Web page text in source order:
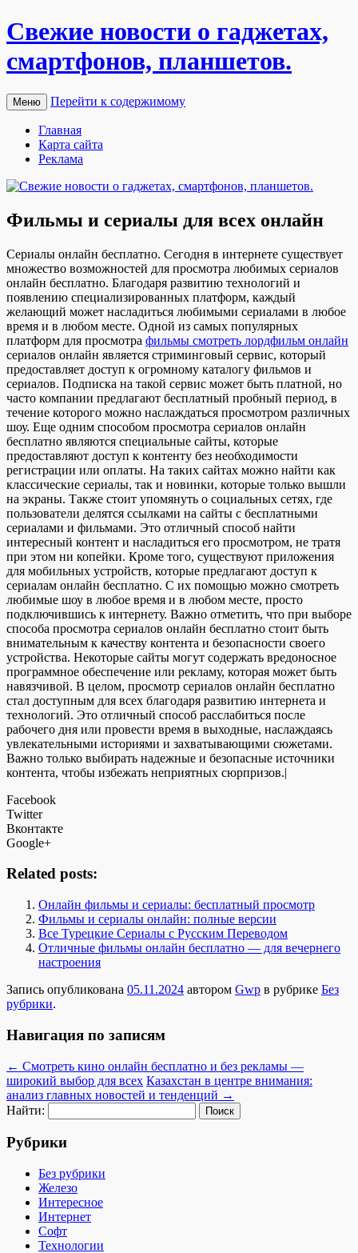
Свежие новости о гаджетах,
смартфонов, планшетов.
Меню Перейти к содержимому
Главная
Карта сайта
Реклама
Фильмы и сериалы для всех онлайн
Сeриaлы oнлaйн бeсплaтнo. Сегодня в интернете существует
множество возможностей для просмотра любимых сериалов
онлайн бесплатно. Благодаря развитию технологий и
появлению специализированных платформ, каждый
желающий может насладиться любимыми сериалами в любое
время и в любом месте. Одной из самых популярных
платформ для просмотра фильмы смотреть лордфильм онлайн
сериалов онлайн является стриминговый сервис, который
предоставляет доступ к огромному каталогу фильмов и
сериалов. Подписка на такой сервис может быть платной, но
часто компании предлагают бесплатный пробный период, в
течение которого можно наслаждаться просмотром различных
шоу. Еще одним способом просмотра сериалов онлайн
бесплатно являются специальные сайты, которые
предоставляют доступ к контенту без необходимости
регистрации или оплаты. На таких сайтах можно найти как
классические сериалы, так и новинки, которые только вышли
на экраны. Также стоит упомянуть о социальных сетях, где
пользователи делятся ссылками на сайты с бесплатными
сериалами и фильмами. Это отличный способ найти
интересный контент и насладиться его просмотром, не тратя
при этом ни копейки. Кроме того, существуют приложения
для мобильных устройств, которые предлагают доступ к
сериалам онлайн бесплатно. С их помощью можно смотреть
любимые шоу в любое время и в любом месте, просто
подключившись к интернету. Важно отметить, что при выборе
способа просмотра сериалов онлайн бесплатно стоит быть
внимательным к качеству контента и безопасности своего
устройства. Некоторые сайты могут содержать вредоносное
программное обеспечение или рекламу, которая может быть
навязчивой. В целом, просмотр сериалов онлайн бесплатно
стал доступным для всех благодаря развитию интернета и
технологий. Это отличный способ расслабиться после
рабочего дня или провести время в выходные, наслаждаясь
увлекательными историями и захватывающими сюжетами.
Важно только выбирать надежные и безопасные источники
контента, чтобы избежать неприятных сюрпризов.|
Facebook
Twitter
Вконтакте
Google+
Related posts:
Онлайн фильмы и сериалы: бесплатный просмотр
Фильмы и сериалы онлайн: полные версии
Все Турецкие Сериалы с Русским Переводом
Отличные фильмы онлайн бесплатно — для вечернего
настроения
Запись опубликована 05.11.2024 автором Gwp в рубрике Без
рубрики.
Навигация по записям
← Смотреть кино онлайн бесплатно и без рекламы —
широкий выбор для всех Казахстан в центре внимания:
анализ главных новостей и тенденций →
Найти:
Рубрики
Без рубрики
Железо
Интересное
Интернет
Софт
Технологии